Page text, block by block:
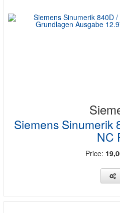
Siemens Sinumerik
NC
Price: